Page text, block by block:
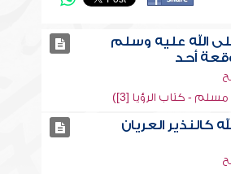
الله عليه وسلم
أحد
- كتاب الرؤيا [3])
كالنذير العريان